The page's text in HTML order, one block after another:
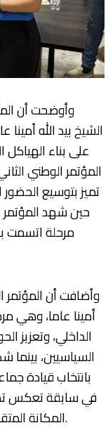
وأوضحت أن
الشيخ بيد الله
على بناء الهياكل
المؤتمر الوطني
تميز بتوسيع
حين شهد المؤتمر
مرحلة اتسمت
وأضافت أن المؤتمر
أمينا عاما، وهي
الداخلي، وتعزيز
السياسيين،
بانتخاب قيادة
في سابقة تعكس
المكانة المتقدمة التي أصبحت تحتلها المرأة داخل الحزب.